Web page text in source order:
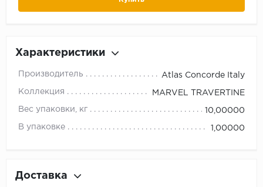
Характеристики
Производитель Atlas Concorde Italy
Коллекция MARVEL TRAVERTINE
Вес упаковки, кг 10,00000
В упаковке 1,00000
Доставка